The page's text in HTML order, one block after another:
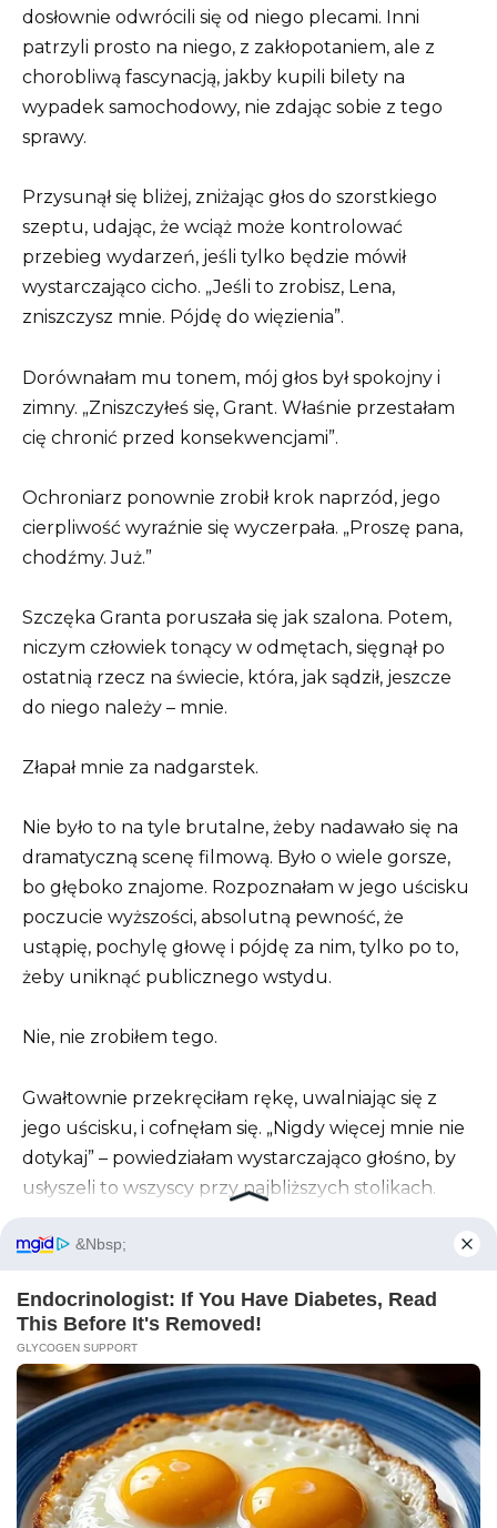
dosłownie odwrócili się od niego plecami. Inni
patrzyli prosto na niego, z zakłopotaniem, ale z
chorobliwą fascynacją, jakby kupili bilety na
wypadek samochodowy, nie zdając sobie z tego
sprawy.
Przysunął się bliżej, zniżając głos do szorstkiego
szeptu, udając, że wciąż może kontrolować
przebieg wydarzeń, jeśli tylko będzie mówił
wystarczająco cicho. „Jeśli to zrobisz, Lena,
zniszczysz mnie. Pójdę do więzienia”.
Dorównałam mu tonem, mój głos był spokojny i
zimny. „Zniszczyłeś się, Grant. Właśnie przestałam
cię chronić przed konsekwencjami”.
Ochroniarz ponownie zrobił krok naprzód, jego
cierpliwość wyraźnie się wyczerpała. „Proszę pana,
chodźmy. Już.”
Szczęka Granta poruszała się jak szalona. Potem,
niczym człowiek tonący w odmętach, sięgnął po
ostatnią rzecz na świecie, która, jak sądził, jeszcze
do niego należy – mnie.
Złapał mnie za nadgarstek.
Nie było to na tyle brutalne, żeby nadawało się na
dramatyczną scenę filmową. Było o wiele gorsze,
bo głęboko znajome. Rozpoznałam w jego uścisku
poczucie wyższości, absolutną pewność, że
ustąpię, pochylę głowę i pójdę za nim, tylko po to,
żeby uniknąć publicznego wstydu.
Nie, nie zrobiłem tego.
Gwałtownie przekręciłam rękę, uwalniając się z
jego uścisku, i cofnęłam się. „Nigdy więcej mnie nie
dotykaj” – powiedziałam wystarczająco głośno, by
usłyszeli to wszyscy przy najbliższych stolikach.
Ochroniarz natychmiast stanął między nami,
się obok Douglasa z zaciśniętą twarzą i długopisem
w pogotowiu na podkładce.
W oczach Granta błysnęła ostateczna, bezsilna
wściekłość. „Pożałujesz tego, Leno”.
„Może” – powiedziałam, czując, jak adrenalina w
końcu opada. „Ale będę tego żałować w domu,